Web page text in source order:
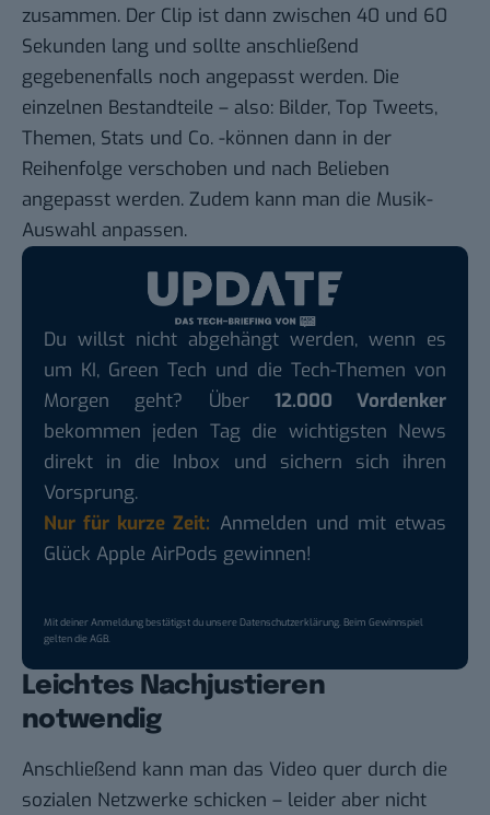
zusammen. Der Clip ist dann zwischen 40 und 60
Sekunden lang und sollte anschließend
gegebenenfalls noch angepasst werden. Die
einzelnen Bestandteile – also: Bilder, Top Tweets,
Themen, Stats und Co. -können dann in der
Reihenfolge verschoben und nach Belieben
angepasst werden. Zudem kann man die Musik-
Auswahl anpassen.
Du willst nicht abgehängt werden, wenn es
um KI, Green Tech und die Tech-Themen von
Morgen geht? Über 12.000 Vordenker
bekommen jeden Tag die wichtigsten News
direkt in die Inbox und sichern sich ihren
Vorsprung.
Nur für kurze Zeit: Anmelden und mit etwas
Glück Apple AirPods gewinnen!
Mit deiner Anmeldung bestätigst du unsereDatenschutzerklärung. Beim Gewinnspiel
gelten dieAGB.
Leichtes Nachjustieren
notwendig
Anschließend kann man das Video quer durch die
sozialen Netzwerke schicken – leider aber nicht